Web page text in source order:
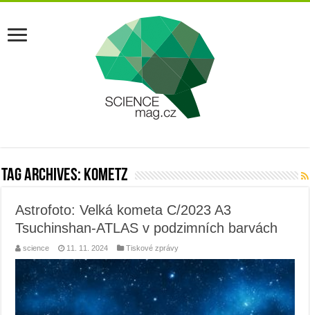
Tag Archives: kometz
Astrofoto: Velká kometa C/2023 A3
Tsuchinshan-ATLAS v podzimních barvách
science 11. 11. 2024 Tiskové zprávy